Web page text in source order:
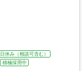
休み（相談可含む）
積極採用中